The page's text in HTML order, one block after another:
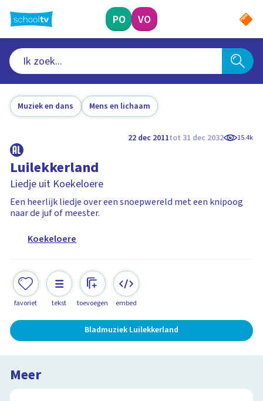
naar
hoofdinhoud
PO VO
Muziek en dans Mens en lichaam
22 dec 2011tot 31 dec 2032 15.4k
Luilekkerland
Liedje uit Koekeloere
Een heerlijk liedje over een snoepwereld met een knipoog
naar de juf of meester.
Koekeloere
favoriet tekst toevoegen embed
Bladmuziek Luilekkerland
Meer